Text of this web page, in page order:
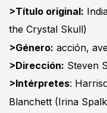
>Título original:
the Crystal Skull)
>Género: acción,
>Dirección: Steven
>Intérpretes:
Blanchett (Irina